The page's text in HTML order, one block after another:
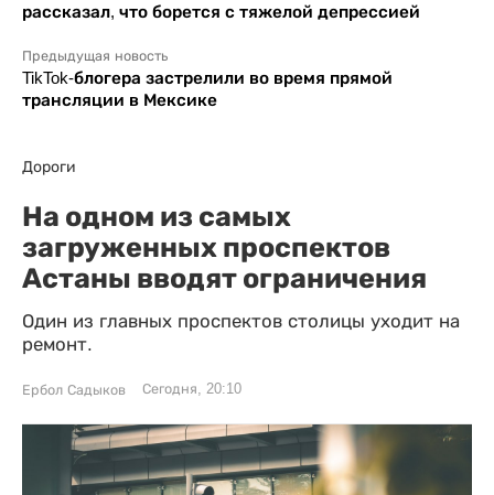
рассказал, что борется с тяжелой депрессией
Предыдущая новость
TikTok-блогера застрелили во время прямой
трансляции в Мексике
Дороги
На одном из самых
загруженных проспектов
Астаны вводят ограничения
Один из главных проспектов столицы уходит на
ремонт.
Ербол Садыков Сегодня, 20:10